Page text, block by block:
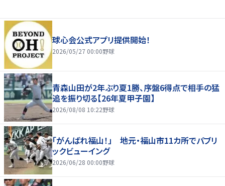
球心会公式アプリ提供開始！
2026/05/27 00:00野球
青森山田が2年ぶり夏1勝、序盤6得点で相手の猛
追を振り切る【26年夏甲子園】
2026/08/08 10:22野球
「がんばれ福山！」 地元・福山市11カ所でパブリ
ックビューイング
2026/06/28 00:00野球